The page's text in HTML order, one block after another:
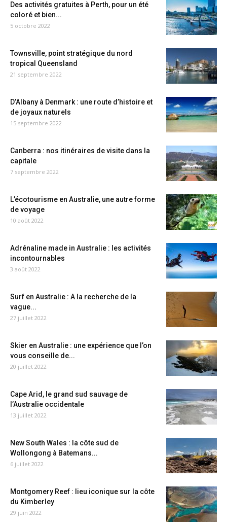
Des activités gratuites à Perth, pour un été
coloré et bien...
5 octobre 2022
Townsville, point stratégique du nord
tropical Queensland
21 septembre 2022
D’Albany à Denmark : une route d’histoire et
de joyaux naturels
15 septembre 2022
Canberra : nos itinéraires de visite dans la
capitale
7 septembre 2022
L’écotourisme en Australie, une autre forme
de voyage
10 août 2022
Adrénaline made in Australie : les activités
incontournables
3 août 2022
Surf en Australie : A la recherche de la
vague...
27 juillet 2022
Skier en Australie : une expérience que l’on
vous conseille de...
20 juillet 2022
Cape Arid, le grand sud sauvage de
l’Australie occidentale
13 juillet 2022
New South Wales : la côte sud de
Wollongong à Batemans...
6 juillet 2022
Montgomery Reef : lieu iconique sur la côte
du Kimberley
29 juin 2022